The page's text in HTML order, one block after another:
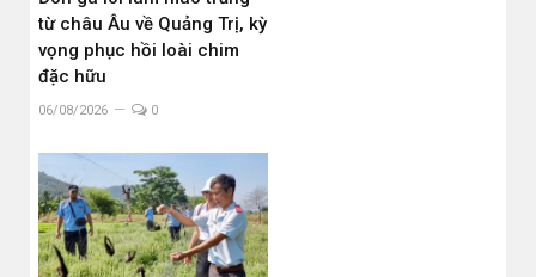
từ châu Âu về Quảng Trị, kỳ
vọng phục hồi loài chim
đặc hữu
06/08/2026 0